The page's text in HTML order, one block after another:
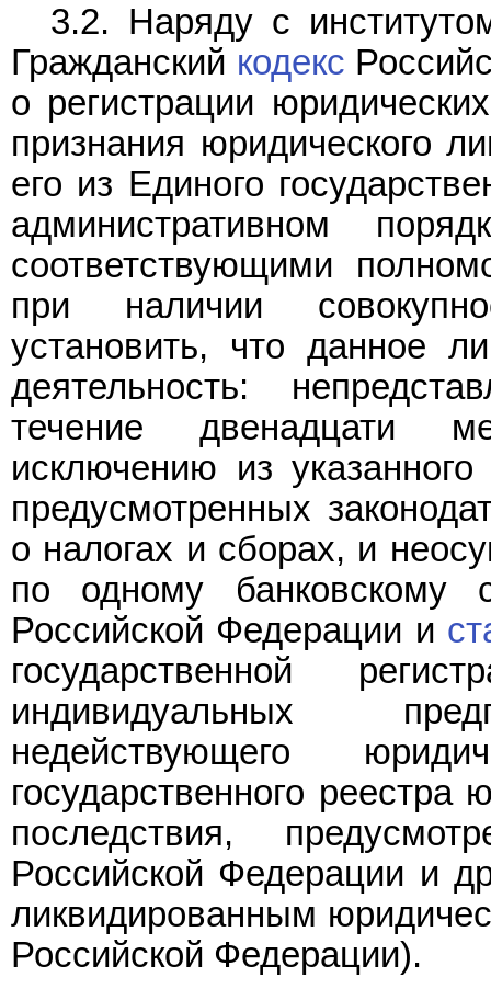
3.2. Наряду с
Гражданский кодекс
о регистрации
признания юридического
его из Единого
административном
соответствующими
при наличии
установить, что данное
деятельность:
течение двенадцати
исключению из
предусмотренных
о налогах и сборах, и
по одному банковскому
Российской Федерации и
государственной
индивидуальных
недействующего
государственного
последствия,
Российской Федерации и
ликвидированным
Российской Федерации).